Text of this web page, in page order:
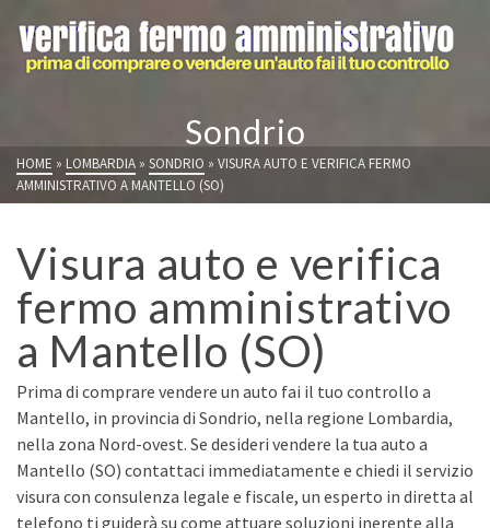
Sondrio
HOME » LOMBARDIA » SONDRIO » VISURA AUTO E VERIFICA FERMO
AMMINISTRATIVO A MANTELLO (SO)
Visura auto e verifica
fermo amministrativo
a Mantello (SO)
Prima di comprare vendere un auto fai il tuo controllo a
Mantello, in provincia di Sondrio, nella regione Lombardia,
nella zona Nord-ovest. Se desideri vendere la tua auto a
Mantello (SO) contattaci immediatamente e chiedi il servizio
visura con consulenza legale e fiscale, un esperto in diretta al
telefono ti guiderà su come attuare soluzioni inerente alla